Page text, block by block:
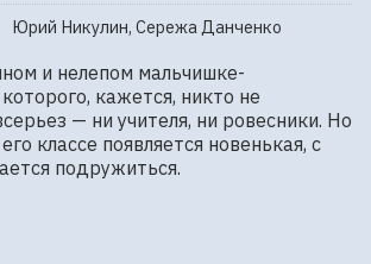
Юрий Никулин, Сережа Данченко
и нелепом мальчишке-
кажется, никто не
— ни учителя, ни ровесники. Но
классе появляется новенькая, с
подружиться.